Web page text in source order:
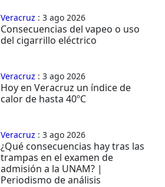
Veracruz : 3 ago 2026
Consecuencias del vapeo o uso
del cigarrillo eléctrico
Veracruz : 3 ago 2026
Hoy en Veracruz un índice de
calor de hasta 40ºC
Veracruz : 3 ago 2026
¿Qué consecuencias hay tras las
trampas en el examen de
admisión a la UNAM? |
Periodismo de análisis